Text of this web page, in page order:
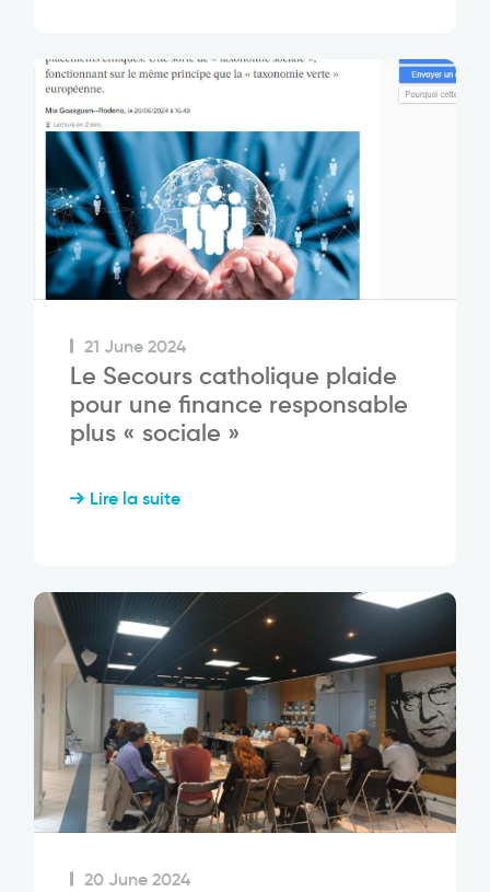
21 June 2024
Le Secours catholique plaide
pour une finance responsable
plus « sociale »
Lire la suite
20 June 2024